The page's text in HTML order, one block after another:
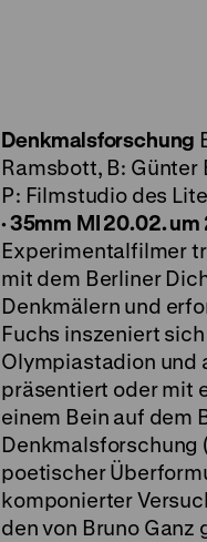
Denkmalsforschung
Ramsbott, B: Günter
P: Filmstudio des
·35mm MI 20.02. um
Experimentalfilmer
mit dem Berliner
Denkmälern und
Fuchs inszeniert
Olympiastadion und
präsentiert oder mit
einem Bein auf dem
Denkmalsforschung
poetischer
komponierter
den von Bruno Ganz